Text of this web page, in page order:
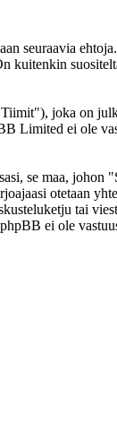
seuraavia
kuitenkin
joka on
Limited ei ole
se maa, johon
otetaan
tai
ei ole